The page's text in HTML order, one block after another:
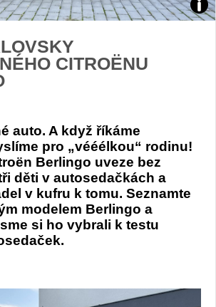
test
CITROËNU
auto. A když říkáme
pro „vééélkou“ rodinu!
Berlingo uveze bez
děti v autosedačkách a
v kufru k tomu. Seznamte
modelem Berlingo a
si ho vybrali k testu